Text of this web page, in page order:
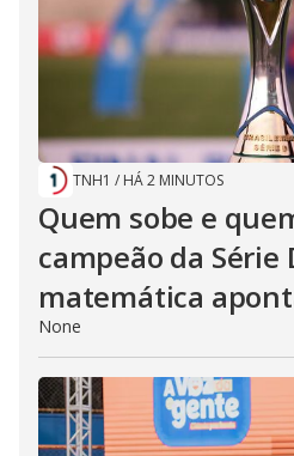
TNH1 / HÁ 2 MINUTOS
Quem sobe e
campeão da Série
matemática
None